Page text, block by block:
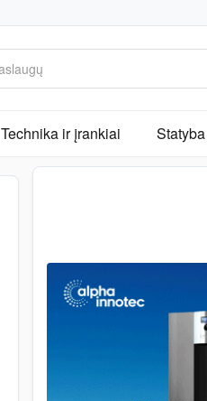
Technika ir įrankiai Statyba